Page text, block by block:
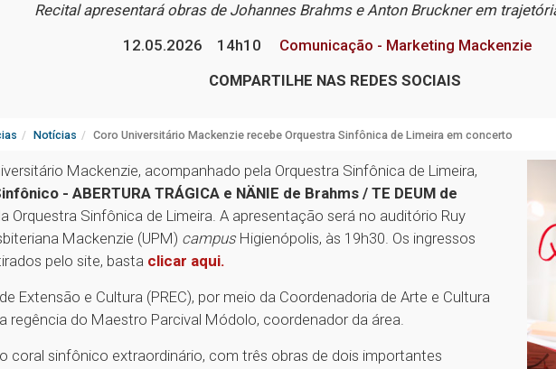
Recital apresentará obras de Johannes Brahms e Anton Bruckner em
12.05.2026
14h10
Comunicação - Marketing Mackenzie
COMPARTILHE NAS REDES SOCIAIS
Notícias Coro Universitário Mackenzie recebe Orquestra Sinfônica de Limeira em concerto
Mackenzie, acompanhado pela Orquestra Sinfônica de Limeira,
- ABERTURA TRÁGICA e NÄNIE de Brahms / TE DEUM de
Orquestra Sinfônica de Limeira. A apresentação será no auditório Ruy
Mackenzie (UPM) campus Higienópolis, às 19h30. Os ingressos
pelo site, basta clicar aqui.
Extensão e Cultura (PREC), por meio da Coordenadoria de Arte e Cultura
regência do Maestro Parcival Módolo, coordenador da área.
coral sinfônico extraordinário, com três obras de dois importantes